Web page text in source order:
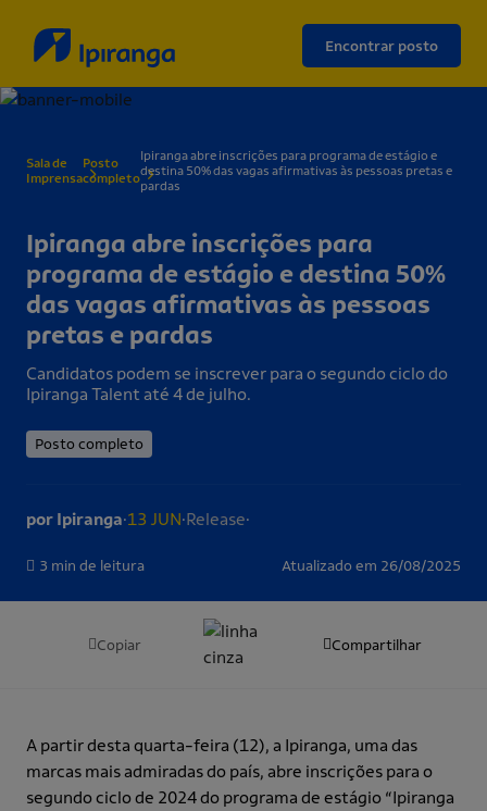
Encontrar posto
Sala de
Imprensa
Posto
completo
Ipiranga abre inscrições para programa de estágio e
destina 50% das vagas afirmativas às pessoas pretas e
pardas
Ipiranga abre inscrições para
programa de estágio e destina 50%
das vagas afirmativas às pessoas
pretas e pardas
Candidatos podem se inscrever para o segundo ciclo do
Ipiranga Talent até 4 de julho.
Posto completo
por Ipiranga.13 JUN.Release.
3 min de leitura Atualizado em 26/08/2025
Copiar Compartilhar
A partir desta quarta-feira (12), a Ipiranga, uma das
marcas mais admiradas do país, abre inscrições para o
segundo ciclo de 2024 do programa de estágio “Ipiranga